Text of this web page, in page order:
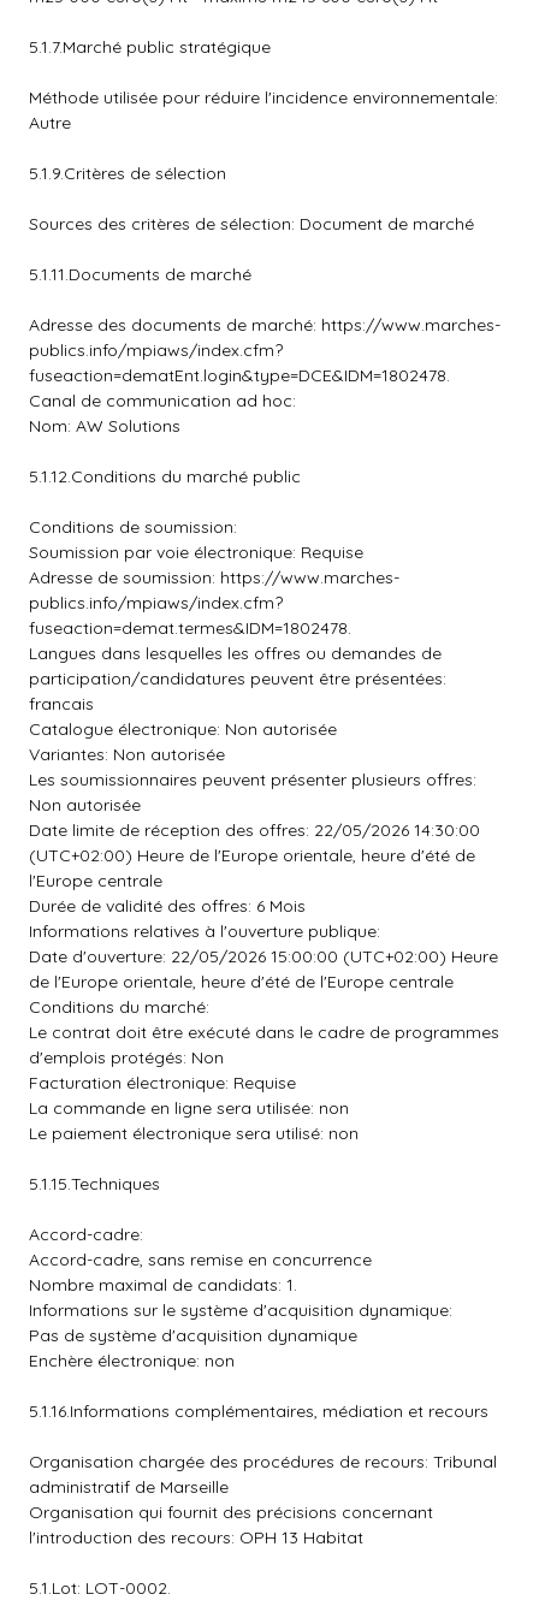
5.1.7.Marché public stratégique
Méthode utilisée pour réduire l'incidence environnementale:
Autre
5.1.9.Critères de sélection
Sources des critères de sélection: Document de marché
5.1.11.Documents de marché
Adresse des documents de marché: https://www.marches-
publics.info/mpiaws/index.cfm?
fuseaction=dematEnt.login&type=DCE&IDM=1802478.
Canal de communication ad hoc:
Nom: AW Solutions
5.1.12.Conditions du marché public
Conditions de soumission:
Soumission par voie électronique: Requise
Adresse de soumission: https://www.marches-
publics.info/mpiaws/index.cfm?
fuseaction=demat.termes&IDM=1802478.
Langues dans lesquelles les offres ou demandes de
participation/candidatures peuvent être présentées:
francais
Catalogue électronique: Non autorisée
Variantes: Non autorisée
Les soumissionnaires peuvent présenter plusieurs offres:
Non autorisée
Date limite de réception des offres: 22/05/2026 14:30:00
(UTC+02:00) Heure de l'Europe orientale, heure d'été de
l'Europe centrale
Durée de validité des offres: 6 Mois
Informations relatives à l'ouverture publique:
Date d'ouverture: 22/05/2026 15:00:00 (UTC+02:00) Heure
de l'Europe orientale, heure d'été de l'Europe centrale
Conditions du marché:
Le contrat doit être exécuté dans le cadre de programmes
d'emplois protégés: Non
Facturation électronique: Requise
La commande en ligne sera utilisée: non
Le paiement électronique sera utilisé: non
5.1.15.Techniques
Accord-cadre:
Accord-cadre, sans remise en concurrence
Nombre maximal de candidats: 1.
Informations sur le système d'acquisition dynamique:
Pas de système d'acquisition dynamique
Enchère électronique: non
5.1.16.Informations complémentaires, médiation et recours
Organisation chargée des procédures de recours: Tribunal
administratif de Marseille
Organisation qui fournit des précisions concernant
l'introduction des recours: OPH 13 Habitat
5.1.Lot: LOT-0002.